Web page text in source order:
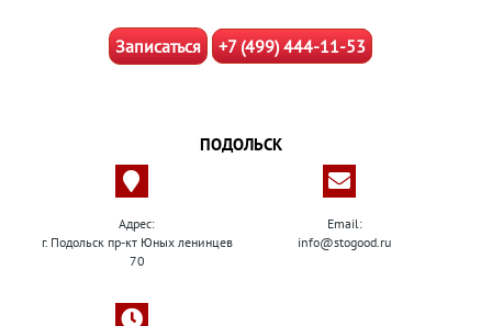
Записаться +7 (499) 444-11-53
ПОДОЛЬСК
Адрес:
г. Подольск пр-кт Юных ленинцев
70
Email:
info@stogood.ru